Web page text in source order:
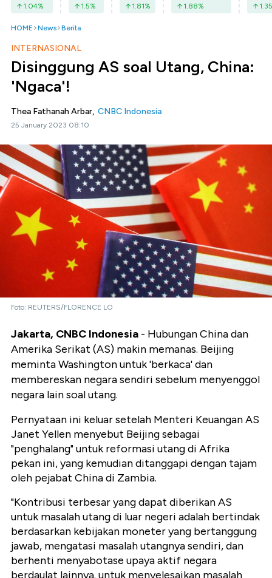
1.04% 1.5% 1.81% 1.88% 1.35
HOME News Berita
INTERNASIONAL
Disinggung AS soal Utang, China:
'Ngaca'!
Thea Fathanah Arbar, CNBC Indonesia
25 January 2023 08:10
Foto: REUTERS/FLORENCE LO
Jakarta, CNBC Indonesia - Hubungan China dan
Amerika Serikat (AS) makin memanas. Beijing
meminta Washington untuk 'berkaca' dan
membereskan negara sendiri sebelum menyenggol
negara lain soal utang.
Pernyataan ini keluar setelah Menteri Keuangan AS
Janet Yellen menyebut Beijing sebagai
"penghalang" untuk reformasi utang di Afrika
pekan ini, yang kemudian ditanggapi dengan tajam
oleh pejabat China di Zambia.
"Kontribusi terbesar yang dapat diberikan AS
untuk masalah utang di luar negeri adalah bertindak
berdasarkan kebijakan moneter yang bertanggung
jawab, mengatasi masalah utangnya sendiri, dan
berhenti menyabotase upaya aktif negara
berdaulat lainnya. untuk menyelesaikan masalah